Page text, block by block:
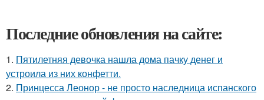
Последние обновления на сайте:
1. Пятилетняя девочка нашла дома пачку денег и
устроила из них конфетти.
2. Принцесса Леонор - не просто наследница испанского